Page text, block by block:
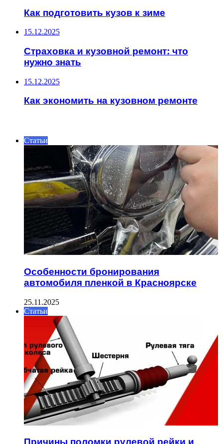
Как подготовить кузов к зиме
15.12.2025
Страховка и кузовной ремонт: что
нужно знать
15.12.2025
Как экономить на кузовном ремонте
Статьи
Особенности бронирования
автомобиля пленкой в Красноярске
25.11.2025
Статьи